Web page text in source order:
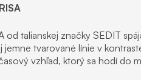
od talianskej značky SEDIT
tvarované línie v
vzhľad, ktorý sa hodí do